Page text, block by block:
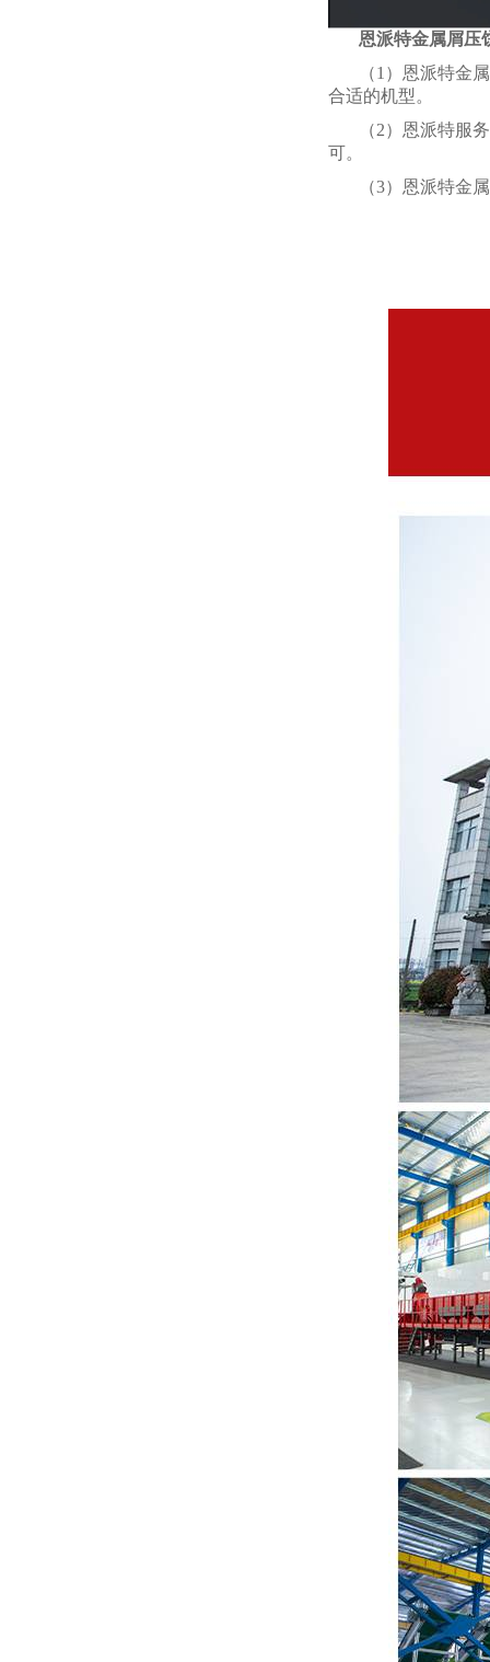
恩派特金属屑压
（1）恩派特金
合适的机型。
（2）恩派特服
可。
（3）恩派特金